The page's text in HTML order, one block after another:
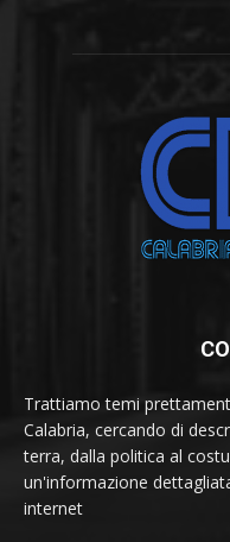
Trattiamo temi
Calabria, cercando di
terra, dalla politica al
un'informazione
internet